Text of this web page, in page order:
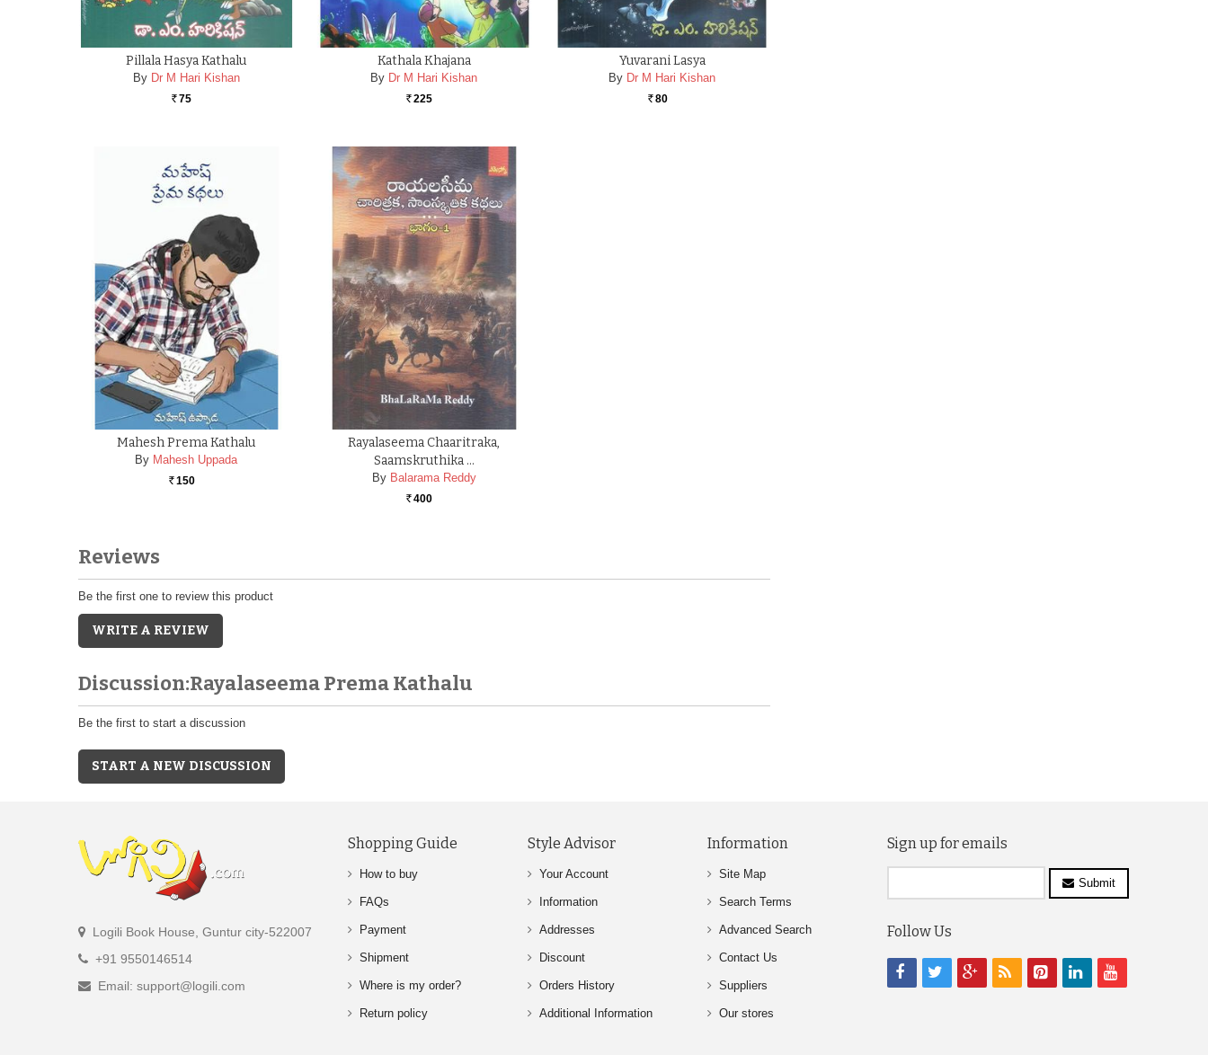
Pillala Hasya Kathalu
By Dr M Hari Kishan
Rs. 75
Kathala Khajana
By Dr M Hari Kishan
Rs. 225
Yuvarani Lasya
By Dr M Hari Kishan
Rs. 80
Mahesh Prema Kathalu
By Mahesh Uppada
Rs. 150
Rayalaseema Chaaritraka,
Saamskruthika …
By Balarama Reddy
Rs. 400
Reviews
Be the first one to review this product
WRITE A REVIEW
Discussion:Rayalaseema Prema Kathalu
Be the first to start a discussion
START A NEW DISCUSSION
Logili Book House, Guntur city-522007
+91 9550146514
Email: support@logili.com
Shopping Guide
How to buy
FAQs
Payment
Shipment
Where is my order?
Return policy
Style Advisor
Your Account
Information
Addresses
Discount
Orders History
Additional Information
Information
Site Map
Search Terms
Advanced Search
Contact Us
Suppliers
Our stores
Sign up for emails
Submit
Follow Us